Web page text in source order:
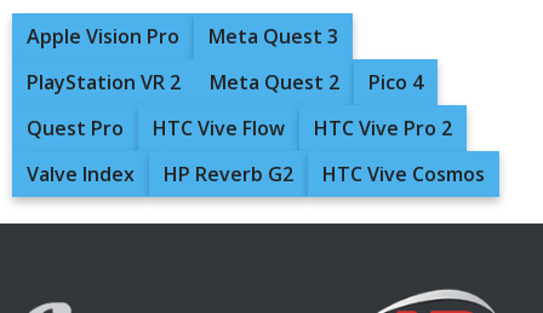
Apple Vision Pro
Meta Quest 3
PlayStation VR 2
Meta Quest 2
Pico 4
Quest Pro
HTC Vive Flow
HTC Vive Pro 2
Valve Index
HP Reverb G2 HTC Vive Cosmos